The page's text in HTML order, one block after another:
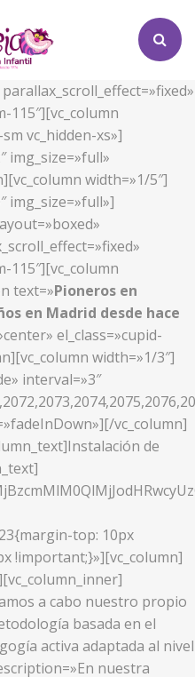
115″][vc_column
vc_hidden-xs»]
img_size=»full»
width=»1/5″]
img_size=»full»]
115″][vc_column
text=»Pioneros en
en Madrid desde hace
el_class=»cupid-
width=»1/3″]
interval=»3″
vc_column]
de
top: 10px
!important;}»][vc_column]
a cabo nuestro propio
basada en el
activa adaptada al nivel
nuestra